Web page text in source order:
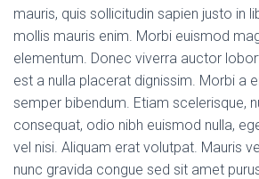
mauris, quis sollicitudin sapien justo in
mollis mauris enim. Morbi euismod
elementum. Donec viverra auctor
est a nulla placerat dignissim. Morbi a
semper bibendum. Etiam scelerisque,
consequat, odio nibh euismod nulla,
vel nisi. Aliquam erat volutpat. Mauris
nunc gravida congue sed sit amet